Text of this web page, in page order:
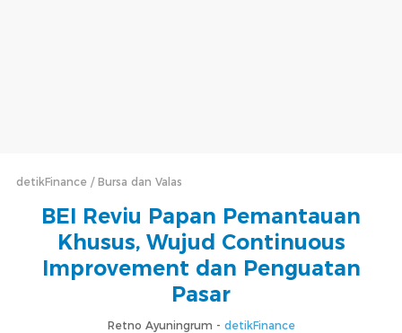
detikFinance Bursa dan Valas
BEI Reviu Papan Pemantauan
Khusus, Wujud Continuous
Improvement dan Penguatan
Pasar
Retno Ayuningrum - detikFinance